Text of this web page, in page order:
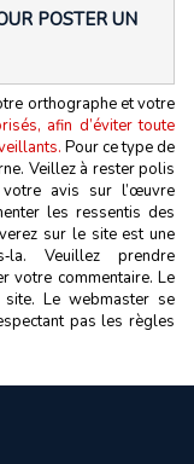
POSTER UN
orthographe et votre
afin d’éviter toute
Pour ce type de
Veillez à rester polis
avis sur l’œuvre
les ressentis des
sur le site est une
Veuillez prendre
votre commentaire. Le
Le webmaster se
pas les règles